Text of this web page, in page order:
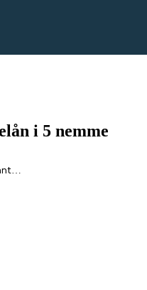
i 5 nemme